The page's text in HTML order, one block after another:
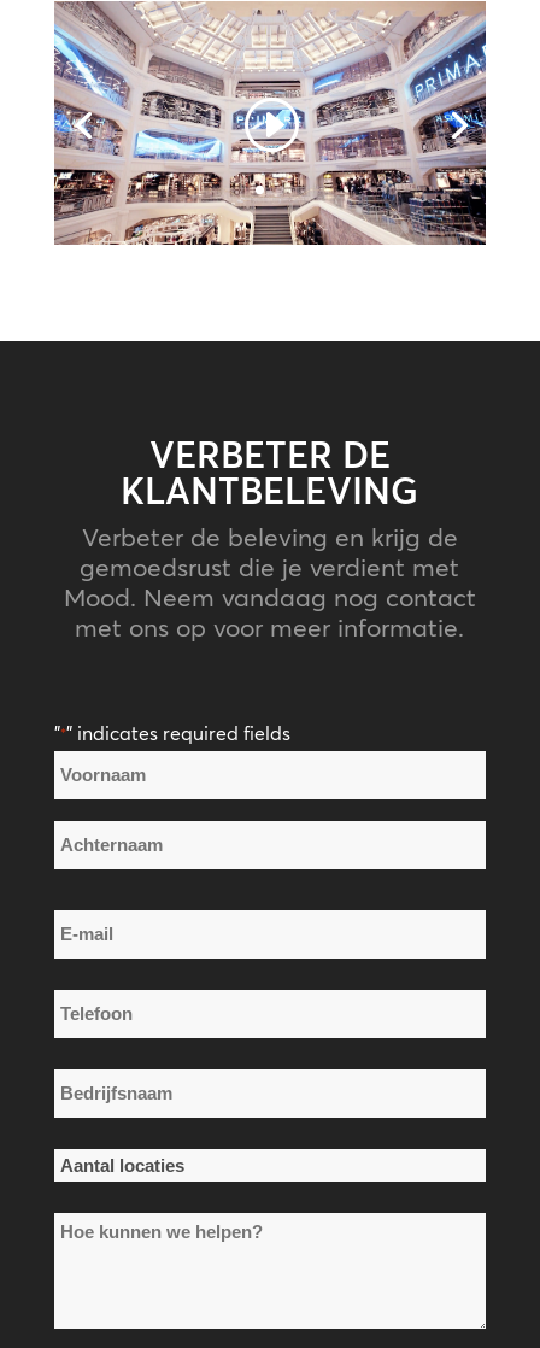
VERBETER DE
KLANTBELEVING
Verbeter de beleving en krijg de
gemoedsrust die je verdient met
Mood. Neem vandaag nog contact
met ons op voor meer informatie.
"*" indicates required fields
Naam
*
E-
mail
*
Telefoon
*
Bedrijfsnaam
*
Aantal
*Hoe
helpen?